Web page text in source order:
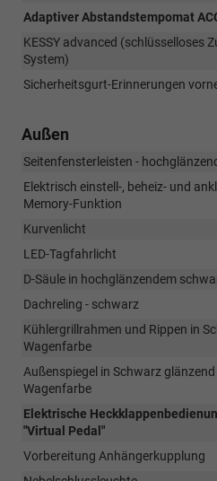
Adaptiver Abstandstempomat
KESSY advanced (schlüsselloses
System)
Sicherheitsgurt-Erinnerungen
Außen
Seitenfensterleisten -
Elektrisch einstell-, beheiz- und
Memory-Funktion
Kurvenlicht
LED-Tagfahrlicht
D-Säule in hochglänzendem
Dachreling - schwarz
Kühlergrillrahmen und Rippen in
Wagenfarbe
Außenspiegel in Schwarz
Wagenfarbe
Elektrische
"Virtual Pedal"
Vorbereitung Anhängerkupplung